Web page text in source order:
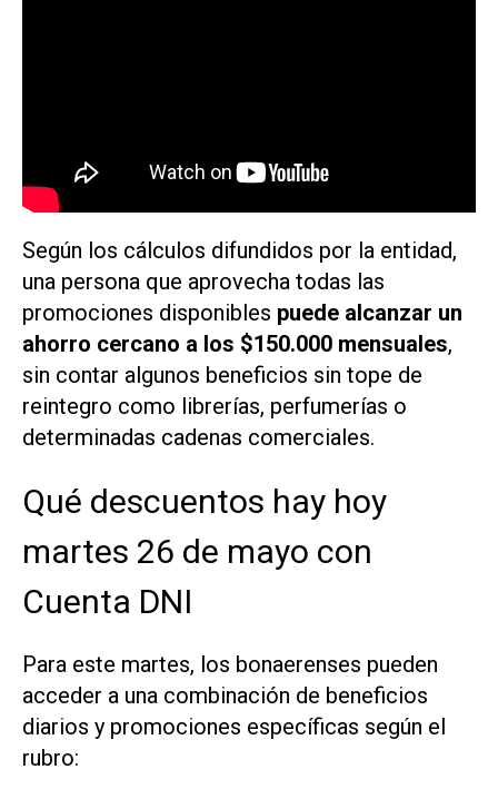
Según los cálculos difundidos por la entidad,
una persona que aprovecha todas las
promociones disponibles puede alcanzar un
ahorro cercano a los $150.000 mensuales,
sin contar algunos beneficios sin tope de
reintegro como librerías, perfumerías o
determinadas cadenas comerciales.
Qué descuentos hay hoy
martes 26 de mayo con
Cuenta DNI
Para este martes, los bonaerenses pueden
acceder a una combinación de beneficios
diarios y promociones específicas según el
rubro: